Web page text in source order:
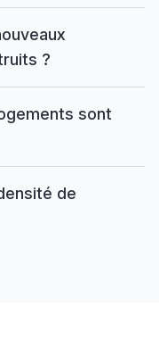
?
sont
de